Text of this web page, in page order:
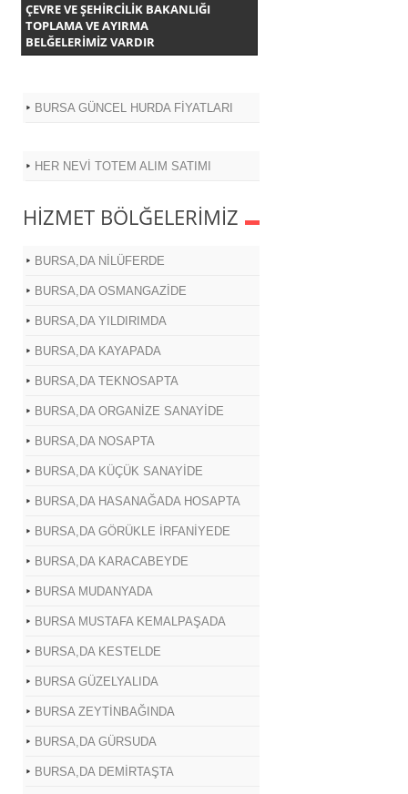
ÇEVRE VE ŞEHİRCİLİK BAKANLIĞI
TOPLAMA VE AYIRMA
BELĞELERİMİZ VARDIR
BURSA GÜNCEL HURDA FİYATLARI
HER NEVİ TOTEM ALIM SATIMI
HİZMET BÖLĞELERİMİZ
BURSA,DA NİLÜFERDE
BURSA,DA OSMANGAZİDE
BURSA,DA YILDIRIMDA
BURSA,DA KAYAPADA
BURSA,DA TEKNOSAPTA
BURSA,DA ORGANİZE SANAYİDE
BURSA,DA NOSAPTA
BURSA,DA KÜÇÜK SANAYİDE
BURSA,DA HASANAĞADA HOSAPTA
BURSA,DA GÖRÜKLE İRFANİYEDE
BURSA,DA KARACABEYDE
BURSA MUDANYADA
BURSA MUSTAFA KEMALPAŞADA
BURSA,DA KESTELDE
BURSA GÜZELYALIDA
BURSA ZEYTİNBAĞINDA
BURSA,DA GÜRSUDA
BURSA,DA DEMİRTAŞTA